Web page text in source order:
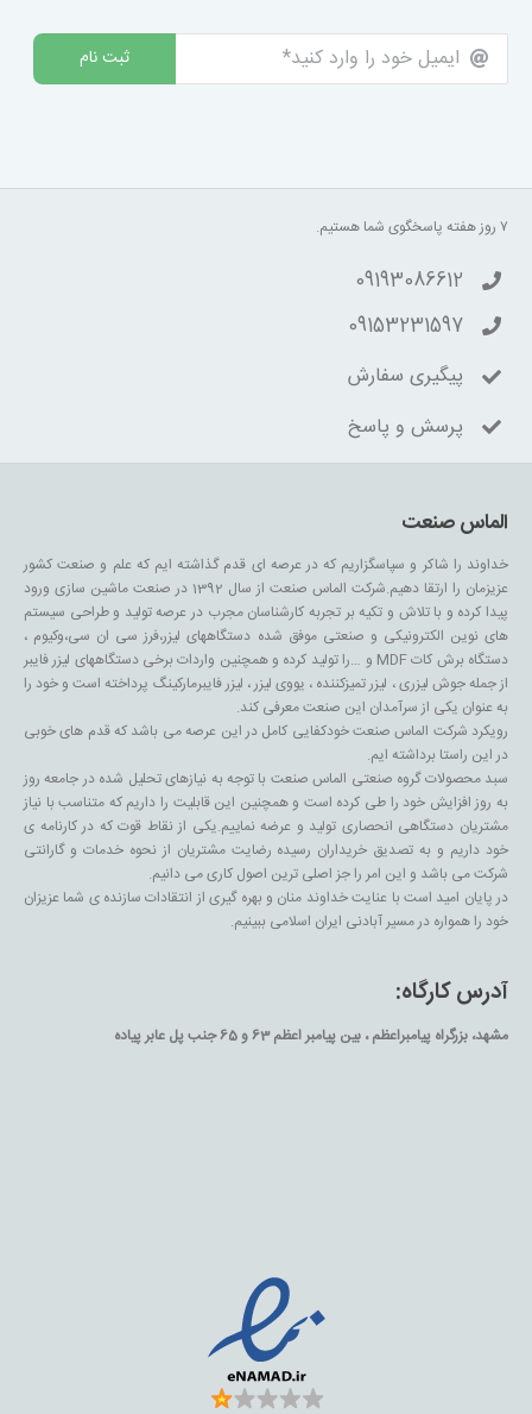
ثبت نام
۷ روز هفته پاسخگوی شما هستیم.
09193086612
09153231597
پیگیری سفارش
پرسش و پاسخ
الماس صنعت
خداوند را شاکر و سپاسگزاریم که در عرصه ای قدم گذاشته ایم که علم و صنعت کشور
عزیزمان را ارتقا دهیم.شرکت الماس صنعت از سال 1392 در صنعت ماشین سازی ورود
پیدا کرده و با تلاش و تکیه بر تجربه کارشناسان مجرب در عرصه تولید و طراحی سیستم
های نوین الکترونیکی و صنعتی موفق شده دستگاههای لیزر،فرز سی ان سی،وکیوم ،
دستگاه برش کات MDF و …را تولید کرده و همچنین واردات برخی دستگاههای لیزر فایبر
از جمله جوش لیزری ، لیزر تمیزکننده ، یووی لیزر ، لیزر فایبرمارکینگ پرداخته است و خود را
به عنوان یکی از سرآمدان این صنعت معرفی کند.
رویکرد شرکت الماس صنعت خودکفایی کامل در این عرصه می باشد که قدم های خوبی
در این راستا برداشته ایم.
سبد محصولات گروه صنعتی الماس صنعت با توجه به نیازهای تحلیل شده در جامعه روز
به روز افزایش خود را طی کرده است و همچنین این قابلیت را داریم که متناسب با نیاز
مشتریان دستگاهی انحصاری تولید و عرضه نماییم.یکی از نقاط قوت که در کارنامه ی
خود داریم و به تصدیق خریداران رسیده رضایت مشتریان از نحوه خدمات و گارانتی
شرکت می باشد و این امر را جز اصلی ترین اصول کاری می دانیم.
در پایان امید است با عنایت خداوند منان و بهره گیری از انتقادات سازنده ی شما عزیزان
خود را همواره در مسیر آبادنی ایران اسلامی ببینیم.
آدرس کارگاه:
مشهد، بزرگراه پیامبراعظم ، بین پیامبر اعظم 63 و 65 جنب پل عابر پیاده